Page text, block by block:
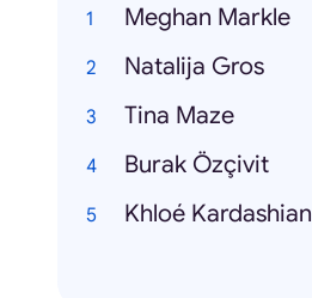
Meghan Markle
Natalija Gros
Tina Maze
Burak Özçivit
Khloé Kardashian